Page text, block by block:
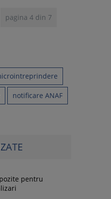
pagina 4 din 7
notificare ANAF
pentru